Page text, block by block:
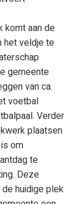
komt aan de
het veldje te
gemeente
van ca.
voetbal
Verder
plaatsen
om
te
Deze
huidige plek